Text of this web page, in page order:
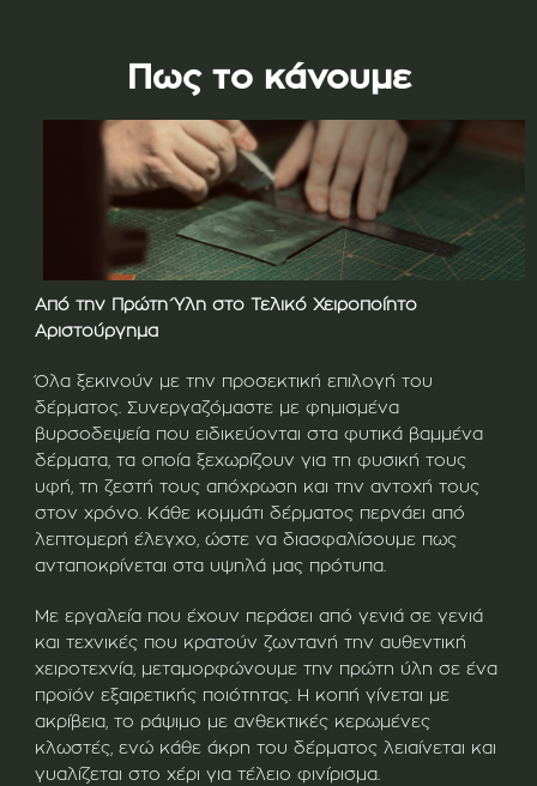
Πως το κάνουμε
Από την Πρώτη Ύλη στο Τελικό Χειροποίητο
Αριστούργημα
Όλα ξεκινούν με την προσεκτική επιλογή του
δέρματος. Συνεργαζόμαστε με φημισμένα
βυρσοδεψεία που ειδικεύονται στα φυτικά βαμμένα
δέρματα, τα οποία ξεχωρίζουν για τη φυσική τους
υφή, τη ζεστή τους απόχρωση και την αντοχή τους
στον χρόνο. Κάθε κομμάτι δέρματος περνάει από
λεπτομερή έλεγχο, ώστε να διασφαλίσουμε πως
ανταποκρίνεται στα υψηλά μας πρότυπα.
Με εργαλεία που έχουν περάσει από γενιά σε γενιά
και τεχνικές που κρατούν ζωντανή την αυθεντική
χειροτεχνία, μεταμορφώνουμε την πρώτη ύλη σε ένα
προϊόν εξαιρετικής ποιότητας. Η κοπή γίνεται με
ακρίβεια, το ράψιμο με ανθεκτικές κερωμένες
κλωστές, ενώ κάθε άκρη του δέρματος λειαίνεται και
γυαλίζεται στο χέρι για τέλειο φινίρισμα.